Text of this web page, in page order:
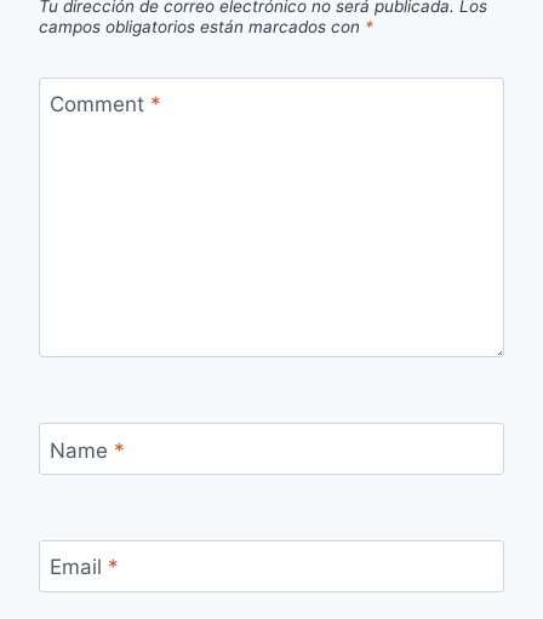
Tu dirección de correo electrónico no será publicada. Los
campos obligatorios están marcados con *
Comment *
Name *
Email *